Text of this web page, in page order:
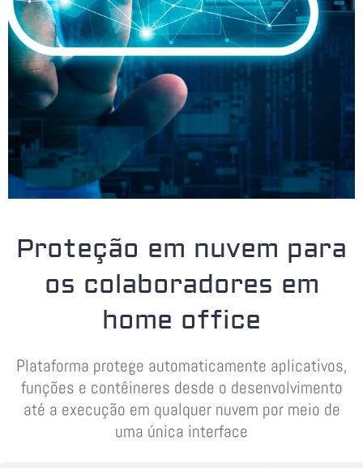
Proteção em nuvem para
os colaboradores em
home office
Plataforma protege automaticamente aplicativos,
funções e contêineres desde o desenvolvimento
até a execução em qualquer nuvem por meio de
uma única interface